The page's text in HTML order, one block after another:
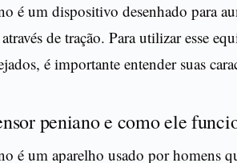
é um dispositivo desenhado para
de tração. Para utilizar esse
é importante entender suas
peniano e como ele
é um aparelho usado por homens